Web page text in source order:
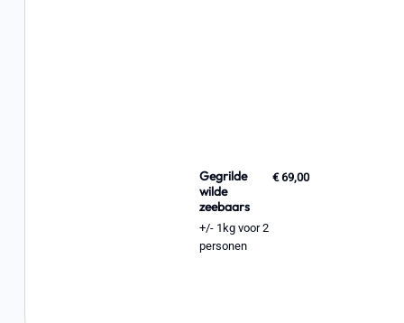
Gegrilde
wilde
zeebaars
+/- 1kg voor 2
personen
€ 69,00